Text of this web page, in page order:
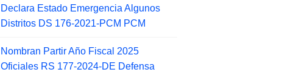
Declara Estado Emergencia Algunos
Distritos DS 176-2021-PCM PCM
Nombran Partir Año Fiscal 2025
Oficiales RS 177-2024-DE Defensa